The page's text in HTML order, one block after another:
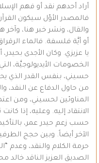
أراد أحدهم نقد أو فهم
فالمصدر الأوّل سيكون
والقال، ونشر خبر هنا،
أو أيَّة فلسفة. فالماء
يا عزيزي. وكان الأجدى
الخصومات الأيديولوجيَّة،
حسيني، بنفس القدر الذي
من حاول الدفاع عن النقد،
المناوئين لحسيني، ومن
الانتقاد إليه. وعليه، إذا
حسب زعم حيدر عمر،
الآخر أيضاً. وبين حجج
حرمة الكلام والنقد، وعدم
الصديق العزيز الناقد